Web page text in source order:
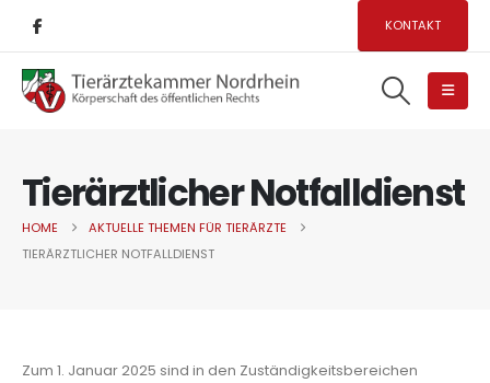
KONTAKT
Tierärztlicher Notfalldienst
HOME
AKTUELLE THEMEN FÜR TIERÄRZTE
TIERÄRZTLICHER NOTFALLDIENST
Zum 1. Januar 2025 sind in den Zuständigkeitsbereichen